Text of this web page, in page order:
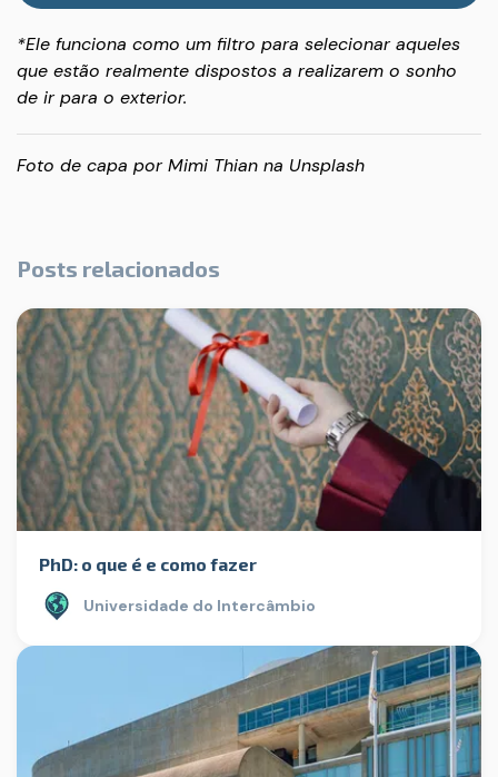
*Ele funciona como um filtro para selecionar aqueles
que estão realmente dispostos a realizarem o sonho
de ir para o exterior.
Foto de capa porMimi Thian na Unsplash
Posts relacionados
PhD: o que é e como fazer
Universidade do Intercâmbio